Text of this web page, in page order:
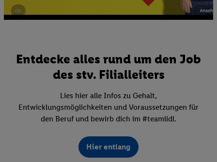
Entdecke alles rund um den Job
des stv. Filialleiters
Lies hier alle Infos zu Gehalt,
Entwicklungsmöglichkeiten und Voraussetzungen für
den Beruf und bewirb dich im #teamlidl.
Hier entlang